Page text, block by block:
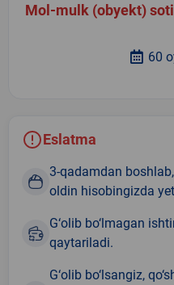
Mol-mulk (obyekt)
60
Eslatma
3-qadamdan
oldin hisobingizda
G‘olib bo‘lmagan
qaytariladi.
G‘olib bo‘lsangiz,